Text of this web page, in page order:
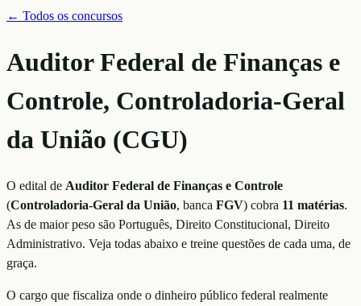
← Todos os concursos
Auditor Federal de Finanças e
Controle, Controladoria-Geral
da União (CGU)
O edital de Auditor Federal de Finanças e Controle
(Controladoria-Geral da União, banca FGV) cobra 11 matérias.
As de maior peso são Português, Direito Constitucional, Direito
Administrativo. Veja todas abaixo e treine questões de cada uma, de
graça.
O cargo que fiscaliza onde o dinheiro público federal realmente